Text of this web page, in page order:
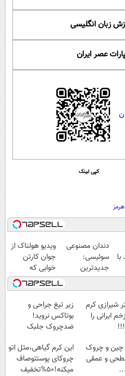
زبان انگلیسی
عصر ایران
کپی لینک
دندان مصنوعی
سوئیسی:
جدیدترین
فناوری اروپا،
سبک و مقاوم |
پرداخت قسطی
ویدیو هولناک از
جوان کارتن
خوابی که
میلیاردر شد.
آموزش رایگان
شیرازی کرم
ایرانی را
زیر تیغ جراحی و
بوتاکس نروید!
ضدچروک جلبک
چین و چروک
و عمقی
این کرم گیاهی،مثل اتو
چروکای پوستتوصاف
میکنه!50%تخفیف